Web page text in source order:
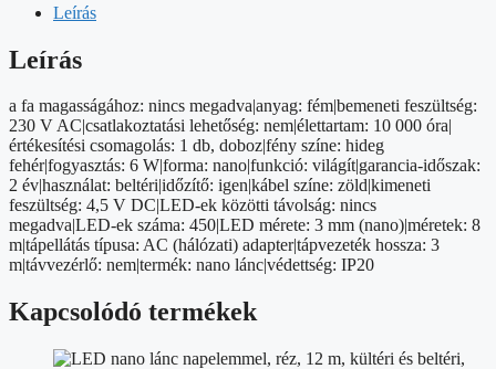
hideg
fehér,
mennyiség
Leírás
Leírás
a fa magasságához: nincs megadva|anyag: fém|bemeneti feszültség:
230 V AC|csatlakoztatási lehetőség: nem|élettartam: 10 000 óra|
értékesítési csomagolás: 1 db, doboz|fény színe: hideg
fehér|fogyasztás: 6 W|forma: nano|funkció: világít|garancia-időszak:
2 év|használat: beltéri|időzítő: igen|kábel színe: zöld|kimeneti
feszültség: 4,5 V DC|LED-ek közötti távolság: nincs
megadva|LED-ek száma: 450|LED mérete: 3 mm (nano)|méretek: 8
m|tápellátás típusa: AC (hálózati) adapter|tápvezeték hossza: 3
m|távvezérlő: nem|termék: nano lánc|védettség: IP20
Kapcsolódó termékek